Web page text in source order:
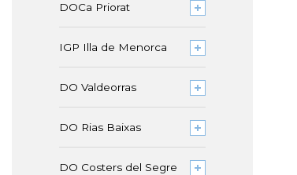
DOCa Priorat
IGP Illa de Menorca
DO Valdeorras
DO Rias Baixas
DO Costers del Segre